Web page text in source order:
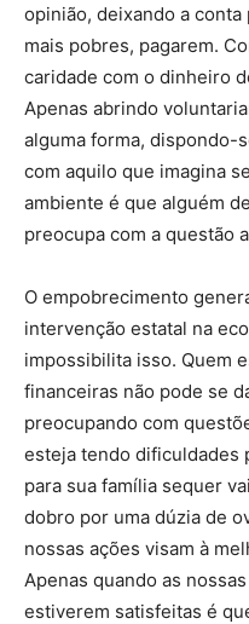
opinião, deixando a
mais pobres, pagarem.
caridade com o dinheiro
Apenas abrindo
alguma forma, dispondo-
com aquilo que imagina
ambiente é que alguém
preocupa com a questão
O empobrecimento
intervenção estatal na
impossibilita isso. Quem
financeiras não pode se
preocupando com
esteja tendo dificuldades
para sua família sequer
dobro por uma dúzia de
nossas ações visam à
Apenas quando as
estiverem satisfeitas é